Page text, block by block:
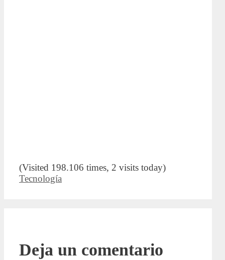
(Visited 198.106 times, 2 visits today)
Categorías
Tecnología
Deja un comentario